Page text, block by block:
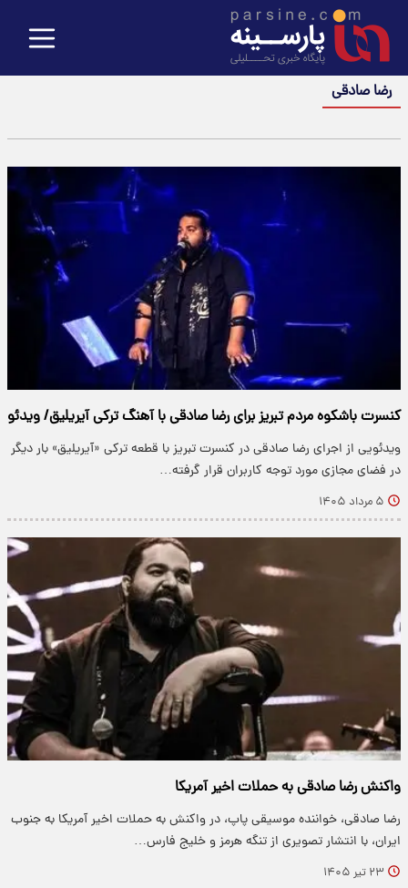
رضا صادقی
کنسرت باشکوه مردم تبریز برای رضا صادقی با آهنگ ترکی آیریلیق/ ویدئو
ویدئویی از اجرای رضا صادقی در کنسرت تبریز با قطعه ترکی «آیریلیق» بار دیگر
در فضای مجازی مورد توجه کاربران قرار گرفته…
۵ مرداد ۱۴۰۵
واکنش رضا صادقی به حملات اخیر آمریکا
رضا صادقی، خواننده موسیقی پاپ، در واکنش به حملات اخیر آمریکا به جنوب
ایران، با انتشار تصویری از تنگه هرمز و خلیج فارس…
۲۳ تیر ۱۴۰۵